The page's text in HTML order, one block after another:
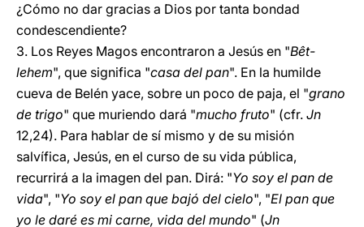
¿Cómo no dar gracias a Dios por tanta bondad
condescendiente?
3. Los Reyes Magos encontraron a Jesús en "Bêt-
lehem", que significa "casa del pan". En la humilde
cueva de Belén yace, sobre un poco de paja, el "grano
de trigo" que muriendo dará "mucho fruto" (cfr. Jn
12,24). Para hablar de sí mismo y de su misión
salvífica, Jesús, en el curso de su vida pública,
recurrirá a la imagen del pan. Dirá: "Yo soy el pan de
vida", "Yo soy el pan que bajó del cielo", "El pan que
yo le daré es mi carne, vida del mundo" (Jn